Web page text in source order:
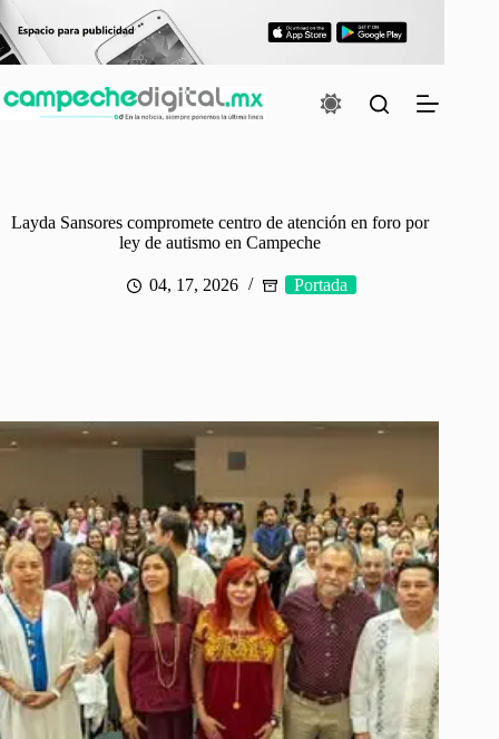
Saltar
al
contenido
Layda Sansores compromete centro de atención en foro por
ley de autismo en Campeche
04, 17, 2026 Portada